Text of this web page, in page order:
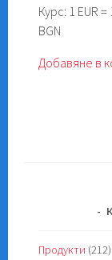
Курс: 1 EUR
BGN
Добавяне в
Продукти (212)